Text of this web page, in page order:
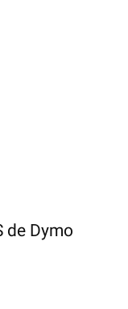
de Dymo